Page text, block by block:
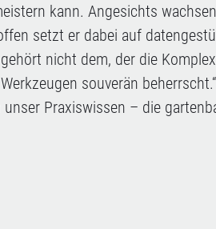
kann. Angesichts
setzt er dabei auf
nicht dem, der die
souverän
Praxiswissen – die